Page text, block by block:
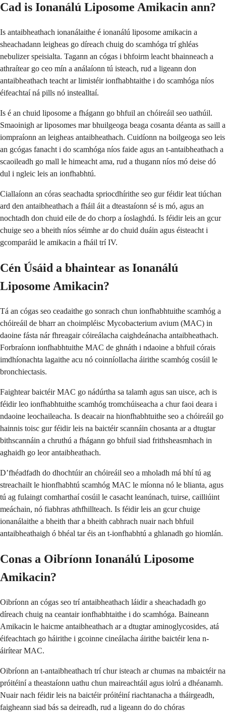
Cad is Ionanálú Liposome Amikacin ann?
Is antaibheathach ionanálaithe é ionanálú liposome amikacin a
sheachadann leigheas go díreach chuig do scamhóga trí ghléas
nebulizer speisialta. Tagann an cógas i bhfoirm leacht bhainneach a
athraítear go ceo mín a análaíonn tú isteach, rud a ligeann don
antaibheathach teacht ar limistéir ionfhabhtaithe i do scamhóga níos
éifeachtaí ná pills nó instealltaí.
Is é an chuid liposome a fhágann go bhfuil an chóireáil seo uathúil.
Smaoinigh ar liposomes mar bhuilgeoga beaga cosanta déanta as saill a
iompraíonn an leigheas antaibheathach. Cuidíonn na boilgeoga seo leis
an gcógas fanacht i do scamhóga níos faide agus an t-antaibheathach a
scaoileadh go mall le himeacht ama, rud a thugann níos mó deise dó
dul i ngleic leis an ionfhabhtú.
Ciallaíonn an córas seachadta spriocdhírithe seo gur féidir leat tiúchan
ard den antaibheathach a fháil áit a dteastaíonn sé is mó, agus an
nochtadh don chuid eile de do chorp a íoslaghdú. Is féidir leis an gcur
chuige seo a bheith níos séimhe ar do chuid duáin agus éisteacht i
gcomparáid le amikacin a fháil trí IV.
Cén Úsáid a bhaintear as Ionanálú
Liposome Amikacin?
Tá an cógas seo ceadaithe go sonrach chun ionfhabhtuithe scamhóg a
chóireáil de bharr an choimpléisc Mycobacterium avium (MAC) in
daoine fásta nár fhreagair cóireálacha caighdeánacha antaibheathach.
Forbraíonn ionfhabhtuithe MAC de ghnáth i ndaoine a bhfuil córais
imdhíonachta lagaithe acu nó coinníollacha áirithe scamhóg cosúil le
bronchiectasis.
Faightear baictéir MAC go nádúrtha sa talamh agus san uisce, ach is
féidir leo ionfhabhtuithe scamhóg tromchúiseacha a chur faoi deara i
ndaoine leochaileacha. Is deacair na hionfhabhtuithe seo a chóireáil go
hainnis toisc gur féidir leis na baictéir scannáin chosanta ar a dtugtar
bithscannáin a chruthú a fhágann go bhfuil siad frithsheasmhach in
aghaidh go leor antaibheathach.
D’fhéadfadh do dhochtúir an chóireáil seo a mholadh má bhí tú ag
streachailt le hionfhabhtú scamhóg MAC le míonna nó le blianta, agus
tú ag fulaingt comharthaí cosúil le casacht leanúnach, tuirse, cailliúint
meáchain, nó fiabhras athfhillteach. Is féidir leis an gcur chuige
ionanálaithe a bheith thar a bheith cabhrach nuair nach bhfuil
antaibheathaigh ó bhéal tar éis an t-ionfhabhtú a ghlanadh go hiomlán.
Conas a Oibríonn Ionanálú Liposome
Amikacin?
Oibríonn an cógas seo trí antaibheathach láidir a sheachadadh go
díreach chuig na ceantair ionfhabhtaithe i do scamhóga. Baineann
Amikacin le haicme antaibheathach ar a dtugtar aminoglycosides, atá
éifeachtach go háirithe i gcoinne cineálacha áirithe baictéir lena n-
áirítear MAC.
Oibríonn an t-antaibheathach trí chur isteach ar chumas na mbaictéir na
próitéiní a theastaíonn uathu chun maireachtáil agus iolrú a dhéanamh.
Nuair nach féidir leis na baictéir próitéiní riachtanacha a tháirgeadh,
faigheann siad bás sa deireadh, rud a ligeann do do chóras